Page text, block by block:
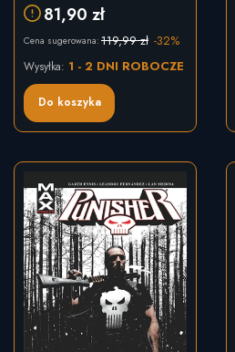
81,90 zł
Cena sugerowana: 119,99 zł -32%
Do koszyka
Wysyłka: 1 - 2 DNI ROBOCZE